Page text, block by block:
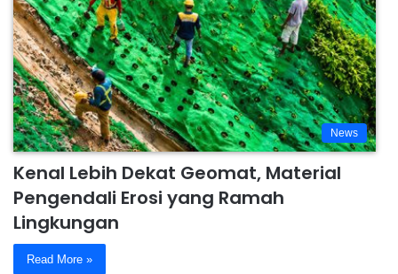
News
Kenal Lebih Dekat Geomat, Material
Pengendali Erosi yang Ramah
Lingkungan
Read More »